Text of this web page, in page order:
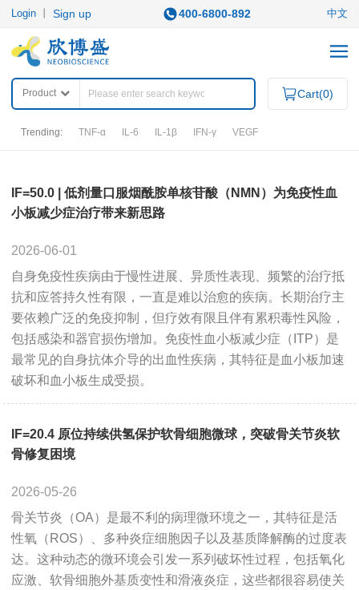
Login 丨Sign up 400-6800-892 中文
Product Cart(0)
Trending: TNF-α IL-6 IL-1β IFN-γ VEGF
ELISA KITS
QuantiCyto®ELISA
QuantiCyto®ELISA (High Sensitivity)
QuikCyto®ELISA(Quick Test)
IHC KITS
SECONDARY ANTIBODIES
RESEARCH AREAS
Cancer Epigenetics
Developmental Biology Stem Cell Immunology
Microbiology Neuroscience Cell Biology
Cardiovascular
SERVICES
ELISA Development ELISA Outsourcing
Luminex Multiplex Detection Services
IF=50.0 | 低剂量口服烟酰胺单核苷酸（NMN）为免疫性血
小板减少症治疗带来新思路
2026-06-01
自身免疫性疾病由于慢性进展、异质性表现、频繁的治疗抵
抗和应答持久性有限，一直是难以治愈的疾病。长期治疗主
要依赖广泛的免疫抑制，但疗效有限且伴有累积毒性风险，
包括感染和器官损伤增加。免疫性血小板减少症（ITP）是
最常见的自身抗体介导的出血性疾病，其特征是血小板加速
破坏和血小板生成受损。
IF=20.4 原位持续供氢保护软骨细胞微球，突破骨关节炎软
骨修复困境
2026-05-26
骨关节炎（OA）是最不利的病理微环境之一，其特征是活
性氧（ROS）、多种炎症细胞因子以及基质降解酶的过度表
达。这种动态的微环境会引发一系列破坏性过程，包括氧化
应激、软骨细胞外基质变性和滑液炎症，这些都很容易使关